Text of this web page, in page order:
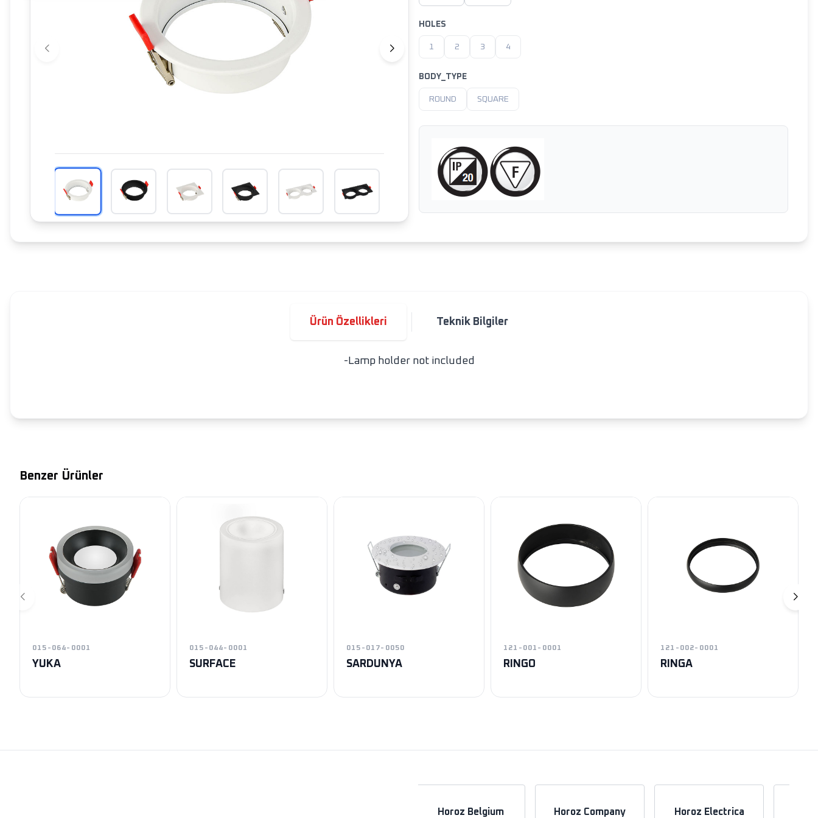
HOLES
1 2 3 4
BODY_TYPE
ROUND SQUARE
Ürün Özellikleri Teknik Bilgiler
-Lamp holder not included
Benzer Ürünler
015-064-0001
YUKA
015-044-0001
SURFACE
015-017-0050
SARDUNYA
121-001-0001
RINGO
121-002-0001
RINGA
Horoz Belgium Horoz Company Horoz Electrica